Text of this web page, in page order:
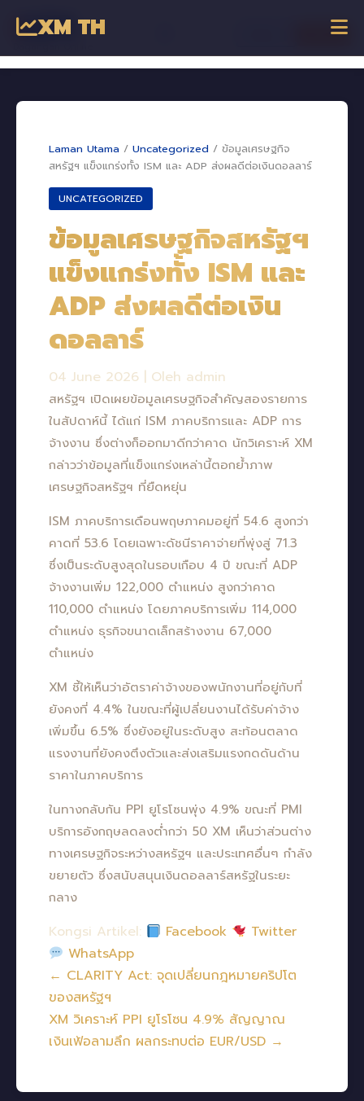
XM TH เริ่มเทรด
Laman Utama / Uncategorized / ข้อมูลเศรษฐกิจ
สหรัฐฯ แข็งแกร่งทั้ง ISM และ ADP ส่งผลดีต่อเงินดอลลาร์
UNCATEGORIZED
ข้อมูลเศรษฐกิจสหรัฐฯ
แข็งแกร่งทั้ง ISM และ
ADP ส่งผลดีต่อเงิน
ดอลลาร์
04 June 2026 Oleh admin
สหรัฐฯ เปิดเผยข้อมูลเศรษฐกิจสำคัญสองรายการ
ในสัปดาห์นี้ ได้แก่ ISM ภาคบริการและ ADP การ
จ้างงาน ซึ่งต่างก็ออกมาดีกว่าคาด นักวิเคราะห์ XM
กล่าวว่าข้อมูลที่แข็งแกร่งเหล่านี้ตอกย้ำภาพ
เศรษฐกิจสหรัฐฯ ที่ยืดหยุ่น
ISM ภาคบริการเดือนพฤษภาคมอยู่ที่ 54.6 สูงกว่า
คาดที่ 53.6 โดยเฉพาะดัชนีราคาจ่ายที่พุ่งสู่ 71.3
ซึ่งเป็นระดับสูงสุดในรอบเกือบ 4 ปี ขณะที่ ADP
จ้างงานเพิ่ม 122,000 ตำแหน่ง สูงกว่าคาด
110,000 ตำแหน่ง โดยภาคบริการเพิ่ม 114,000
ตำแหน่ง ธุรกิจขนาดเล็กสร้างงาน 67,000
ตำแหน่ง
XM ชี้ให้เห็นว่าอัตราค่าจ้างของพนักงานที่อยู่กับที่
ยังคงที่ 4.4% ในขณะที่ผู้เปลี่ยนงานได้รับค่าจ้าง
เพิ่มขึ้น 6.5% ซึ่งยังอยู่ในระดับสูง สะท้อนตลาด
แรงงานที่ยังคงตึงตัวและส่งเสริมแรงกดดันด้าน
ราคาในภาคบริการ
ในทางกลับกัน PPI ยูโรโซนพุ่ง 4.9% ขณะที่ PMI
บริการอังกฤษลดลงต่ำกว่า 50 XM เห็นว่าส่วนต่าง
ทางเศรษฐกิจระหว่างสหรัฐฯ และประเทศอื่นๆ กำลัง
ขยายตัว ซึ่งสนับสนุนเงินดอลลาร์สหรัฐในระยะ
กลาง
Kongsi Artikel: Facebook
Twitter
WhatsApp
← CLARITY Act: จุดเปลี่ยนกฎหมายคริปโต
ของสหรัฐฯ
XM วิเคราะห์ PPI ยูโรโซน 4.9% สัญญาณ
เงินเฟ้อลามลึก ผลกระทบต่อ EUR/USD →